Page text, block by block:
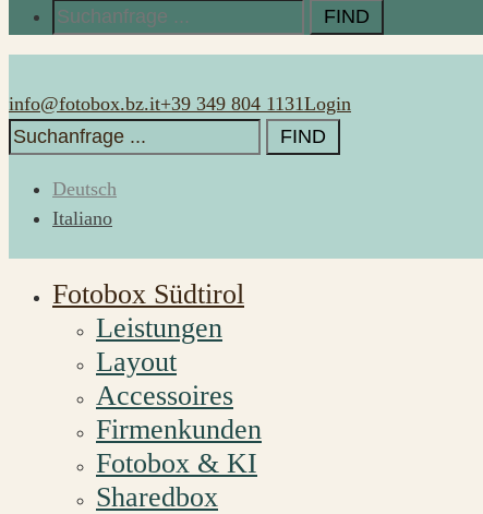
Search
for:
info@fotobox.bz.it+39 349 804 1131Login
Search
for:
Deutsch
Italiano
Fotobox Südtirol
Leistungen
Layout
Accessoires
Firmenkunden
Fotobox & KI
Sharedbox